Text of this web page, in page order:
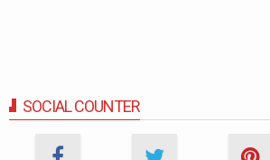
SOCIAL COUNTER